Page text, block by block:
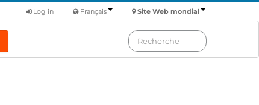
Site Web mondial
Français
Log in